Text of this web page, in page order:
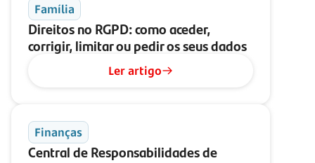
Família
Direitos no RGPD: como aceder,
corrigir, limitar ou pedir os seus dados
Ler artigo
Finanças
Central de Responsabilidades de